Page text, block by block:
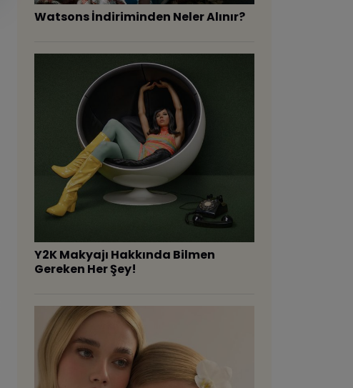
Watsons İndiriminden Neler Alınır?
Y2K Makyajı Hakkında Bilmen
Gereken Her Şey!